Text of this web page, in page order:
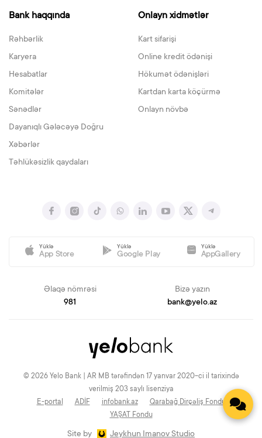
Bank haqqında
Rəhbərlik
Karyera
Hesabatlar
Komitələr
Sənədlər
Dayanıqlı Gələcəyə Doğru
Xəbərlər
Təhlükəsizlik qaydaları
Onlayn xidmətlər
Kart sifarişi
Online kredit ödənişi
Hökumət ödənişləri
Kartdan karta köçürmə
Onlayn növbə
Yüklə
App Store
Yüklə
Google Play
Yüklə
AppGallery
Əlaqə nömrəsi
981
Bizə yazın
bank@yelo.az
© 2026 Yelo Bank | AR MB tərəfindən 17 yanvar 2020-ci il tarixində
verilmiş 203 saylı lisenziya
E-portal
ADİF infobank.az
Qarabağ Dirçəliş Fondu
YAŞAT Fondu
Site by Jeykhun Imanov Studio